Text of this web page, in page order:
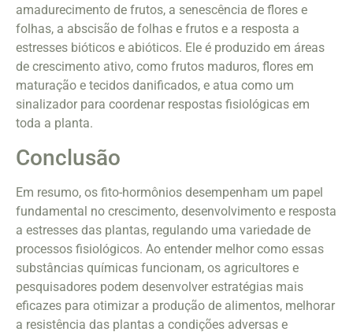
amadurecimento de frutos, a senescência de flores e
folhas, a abscisão de folhas e frutos e a resposta a
estresses bióticos e abióticos. Ele é produzido em áreas
de crescimento ativo, como frutos maduros, flores em
maturação e tecidos danificados, e atua como um
sinalizador para coordenar respostas fisiológicas em
toda a planta.
Conclusão
Em resumo, os fito-hormônios desempenham um papel
fundamental no crescimento, desenvolvimento e resposta
a estresses das plantas, regulando uma variedade de
processos fisiológicos. Ao entender melhor como essas
substâncias químicas funcionam, os agricultores e
pesquisadores podem desenvolver estratégias mais
eficazes para otimizar a produção de alimentos, melhorar
a resistência das plantas a condições adversas e